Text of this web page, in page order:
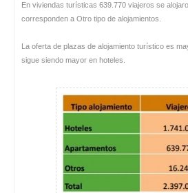
En viviendas turísticas 639.770 viajeros se
corresponden a Otro tipo de alojamientos.
La oferta de plazas de alojamiento turístico es
sigue siendo mayor en hoteles.